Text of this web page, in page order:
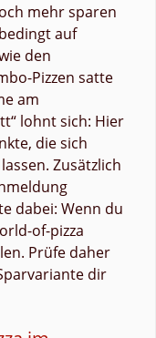
mehr sparen
auf
den
Pizzen satte
am
lohnt sich: Hier
die sich
Zusätzlich
dabei: Wenn du
of-pizza
Prüfe daher
dir